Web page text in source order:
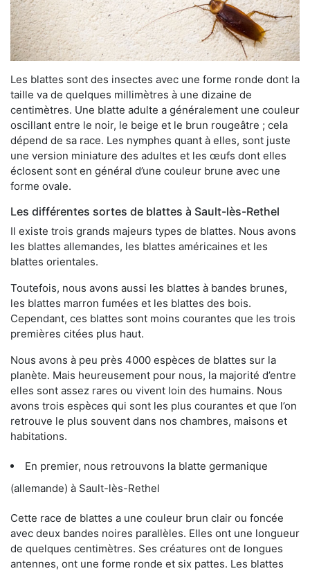
Les blattes sont des insectes avec une forme ronde dont la
taille va de quelques millimètres à une dizaine de
centimètres. Une blatte adulte a généralement une couleur
oscillant entre le noir, le beige et le brun rougeâtre ; cela
dépend de sa race. Les nymphes quant à elles, sont juste
une version miniature des adultes et les œufs dont elles
éclosent sont en général d’une couleur brune avec une
forme ovale.
Les différentes sortes de blattes à Sault-lès-Rethel
Il existe trois grands majeurs types de blattes. Nous avons
les blattes allemandes, les blattes américaines et les
blattes orientales.
Toutefois, nous avons aussi les blattes à bandes brunes,
les blattes marron fumées et les blattes des bois.
Cependant, ces blattes sont moins courantes que les trois
premières citées plus haut.
Nous avons à peu près 4000 espèces de blattes sur la
planète. Mais heureusement pour nous, la majorité d’entre
elles sont assez rares ou vivent loin des humains. Nous
avons trois espèces qui sont les plus courantes et que l’on
retrouve le plus souvent dans nos chambres, maisons et
habitations.
En premier, nous retrouvons la blatte germanique
(allemande) à Sault-lès-Rethel
Cette race de blattes a une couleur brun clair ou foncée
avec deux bandes noires parallèles. Elles ont une longueur
de quelques centimètres. Ses créatures ont de longues
antennes, ont une forme ronde et six pattes. Les blattes